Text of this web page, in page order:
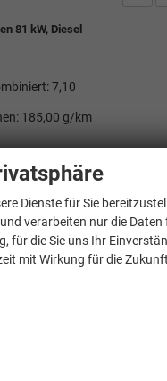
81 kW, Diesel
7,10
185,00 g/km
Wir
Dienste für Sie
verarbeiten nur die Daten
für die Sie uns Ihr
mit Wirkung für die Zukunft